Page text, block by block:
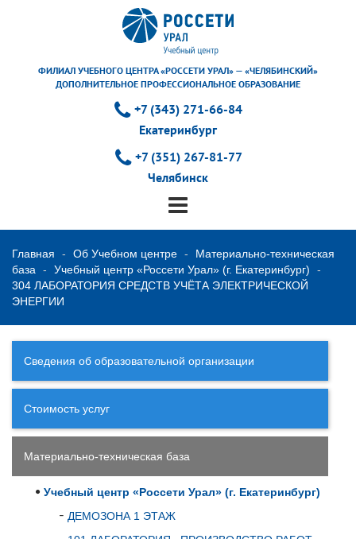
ФИЛИАЛ УЧЕБНОГО ЦЕНТРА «РОССЕТИ УРАЛ» — «ЧЕЛЯБИНСКИЙ»
ДОПОЛНИТЕЛЬНОЕ ПРОФЕССИОНАЛЬНОЕ ОБРАЗОВАНИЕ
+7 (343) 271-66-84
Екатеринбург
+7 (351) 267-81-77
Челябинск
Главная Об Учебном центре
Материально-техническая
база
Учебный центр «Россети Урал» (г. Екатеринбург)
304 ЛАБОРАТОРИЯ СРЕДСТВ УЧЁТА ЭЛЕКТРИЧЕСКОЙ
ЭНЕРГИИ
Сведения об образовательной организации
Стоимость услуг
Материально-техническая база
Учебный центр «Россети Урал» (г. Екатеринбург)
ДЕМОЗОНА 1 ЭТАЖ